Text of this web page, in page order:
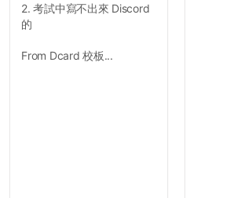
2. 考試中寫不出來 Discord
的
From Dcard 校板...